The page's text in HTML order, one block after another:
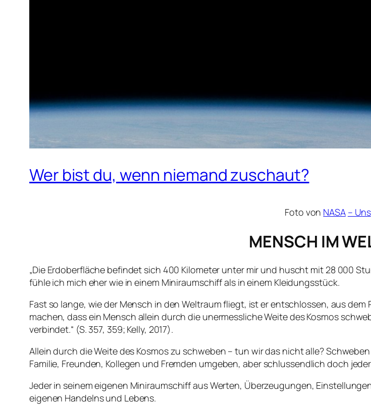
Wer bist du, wenn niemand zuschaut?
Foto von NASA –
MENSCH IM
„Die Erdoberfläche befindet sich 400 Kilometer unter mir und huscht mit 28 000
fühle ich mich eher wie in einem Miniraumschiff als in einem Kleidungsstück.
Fast so lange, wie der Mensch in den Weltraum fliegt, ist er entschlossen, aus
machen, dass ein Mensch allein durch die unermessliche Weite des Kosmos
verbindet.“ (S. 357, 359; Kelly, 2017).
Allein durch die Weite des Kosmos zu schweben – tun wir das nicht alle?
Familie, Freunden, Kollegen und Fremden umgeben, aber schlussendlich doch
Jeder in seinem eigenen Miniraumschiff aus Werten, Überzeugungen,
eigenen Handelns und Lebens.